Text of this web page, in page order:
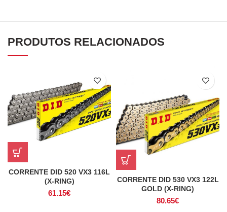
PRODUTOS RELACIONADOS
CORRENTE DID 520 VX3 116L
(X-RING)
61.15€
CORRENTE DID 530 VX3 122L
GOLD (X-RING)
80.65€